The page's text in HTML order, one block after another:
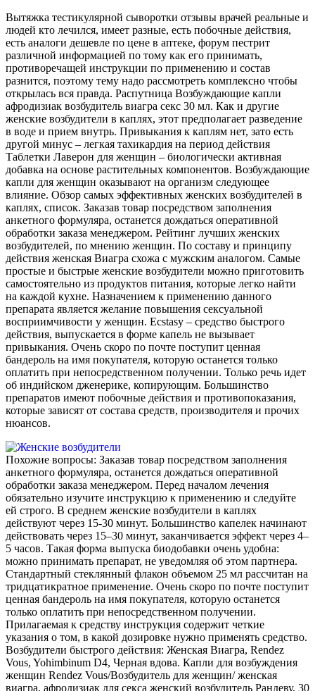
Вытяжка тестикулярной сыворотки отзывы врачей реальные и
людей кто лечился, имеет разные, есть побочные действия,
есть аналоги дешевле по цене в аптеке, форум пестрит
различной информацией по тому как его принимать,
противоречащей инструкции по применению и состав
разнится, поэтому тему надо рассмотреть комплексно чтобы
открылась вся правда. Распутница Возбуждающие капли
афродизиак возбудитель виагра секс 30 мл. Как и другие
женские возбудители в каплях, этот предполагает разведение
в воде и прием внутрь. Привыкания к каплям нет, зато есть
другой минус – легкая тахикардия на период действия
Таблетки Лаверон для женщин – биологически активная
добавка на основе растительных компонентов. Возбуждающие
капли для женщин оказывают на организм следующее
влияние. Обзор самых эффективных женских возбудителей в
каплях, список. Заказав товар посредством заполнения
анкетного формуляра, останется дождаться оперативной
обработки заказа менеджером. Рейтинг лучших женских
возбудителей, по мнению женщин. По составу и принципу
действия женская Виагра схожа с мужским аналогом. Самые
простые и быстрые женские возбудители можно приготовить
самостоятельно из продуктов питания, которые легко найти
на каждой кухне. Назначением к применению данного
препарата является желание повышения сексуальной
восприимчивости у женщин. Ecstasy – средство быстрого
действия, выпускается в форме капель не вызывает
привыкания. Очень скоро по почте поступит ценная
бандероль на имя покупателя, которую останется только
оплатить при непосредственном получении. Только речь идет
об индийском дженерике, копирующим. Большинство
препаратов имеют побочные действия и противопоказания,
которые зависят от состава средств, производителя и прочих
нюансов.
Похожие вопросы: Заказав товар посредством заполнения
анкетного формуляра, останется дождаться оперативной
обработки заказа менеджером. Перед началом лечения
обязательно изучите инструкцию к применению и следуйте
ей строго. В среднем женские возбудители в каплях
действуют через 15-30 минут. Большинство капелек начинают
действовать через 15–30 минут, заканчивается эффект через 4–
5 часов. Такая форма выпуска биодобавки очень удобна:
можно принимать препарат, не уведомляя об этом партнера.
Стандартный стеклянный флакон объемом 25 мл рассчитан на
тридцатикратное применение. Очень скоро по почте поступит
ценная бандероль на имя покупателя, которую останется
только оплатить при непосредственном получении.
Прилагаемая к средству инструкция содержит четкие
указания о том, в какой дозировке нужно применять средство.
Возбудители быстрого действия: Женская Виагра, Rendez
Vous, Yohimbinum D4, Черная вдова. Капли для возбуждения
женщин Rendez Vous/Возбудитель для женщин/ женская
виагра, афродизиак для секса женский возбудитель Рандеву, 30